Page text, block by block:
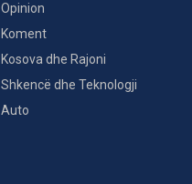
Opinion
Koment
Kosova dhe Rajoni
Shkencë dhe Teknologji
Auto